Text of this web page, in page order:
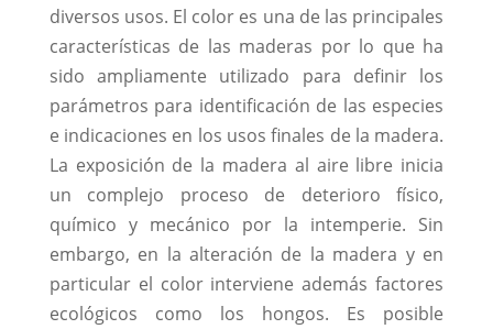
diversos usos. El color es una de las principales
características de las maderas por lo que ha
sido ampliamente utilizado para definir los
parámetros para identificación de las especies
e indicaciones en los usos finales de la madera.
La exposición de la madera al aire libre inicia
un complejo proceso de deterioro físico,
químico y mecánico por la intemperie. Sin
embargo, en la alteración de la madera y en
particular el color interviene además factores
ecológicos como los hongos. Es posible